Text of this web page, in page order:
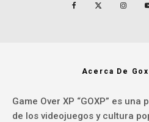
Acerca De
Game Over XP “GOXP” es
de los videojuegos y cultura